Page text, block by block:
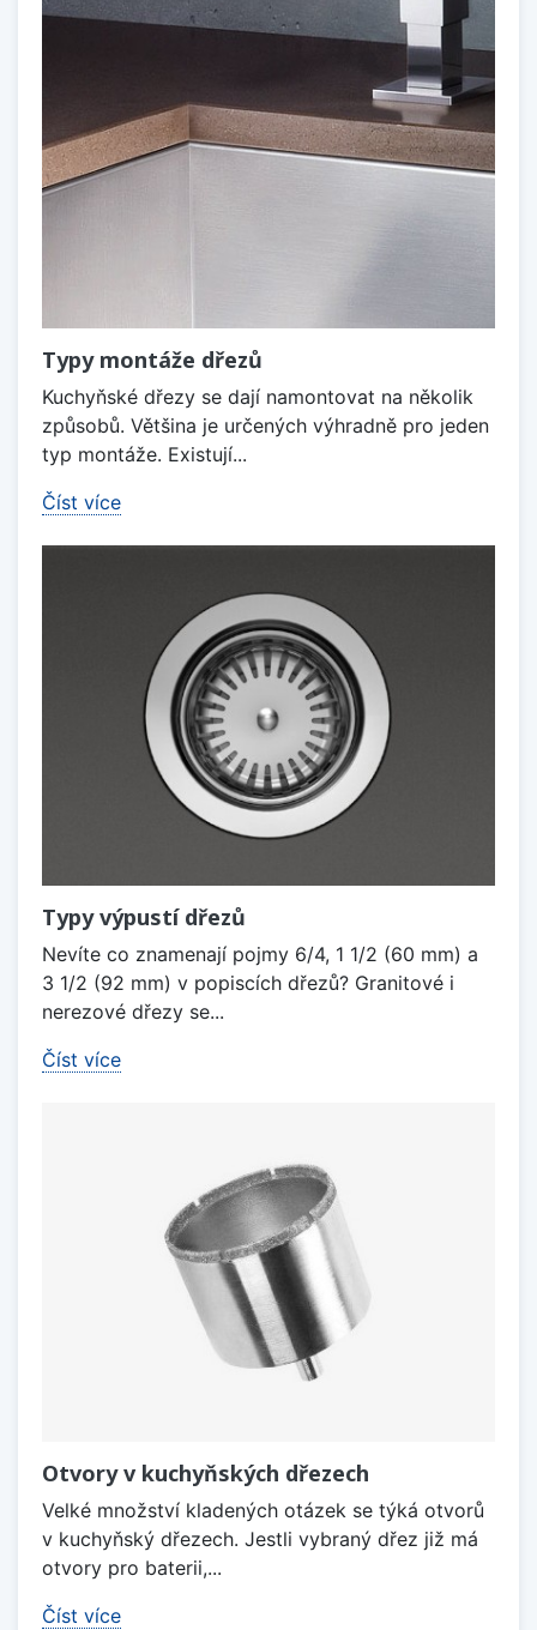
Typy montáže dřezů
Kuchyňské dřezy se dají namontovat na několik
způsobů. Většina je určených výhradně pro jeden
typ montáže. Existují...
Číst více
Typy výpustí dřezů
Nevíte co znamenají pojmy 6/4, 1 1/2 (60 mm) a
3 1/2 (92 mm) v popiscích dřezů? Granitové i
nerezové dřezy se...
Číst více
Otvory v kuchyňských dřezech
Velké množství kladených otázek se týká otvorů
v kuchyňský dřezech. Jestli vybraný dřez již má
otvory pro baterii,...
Číst více